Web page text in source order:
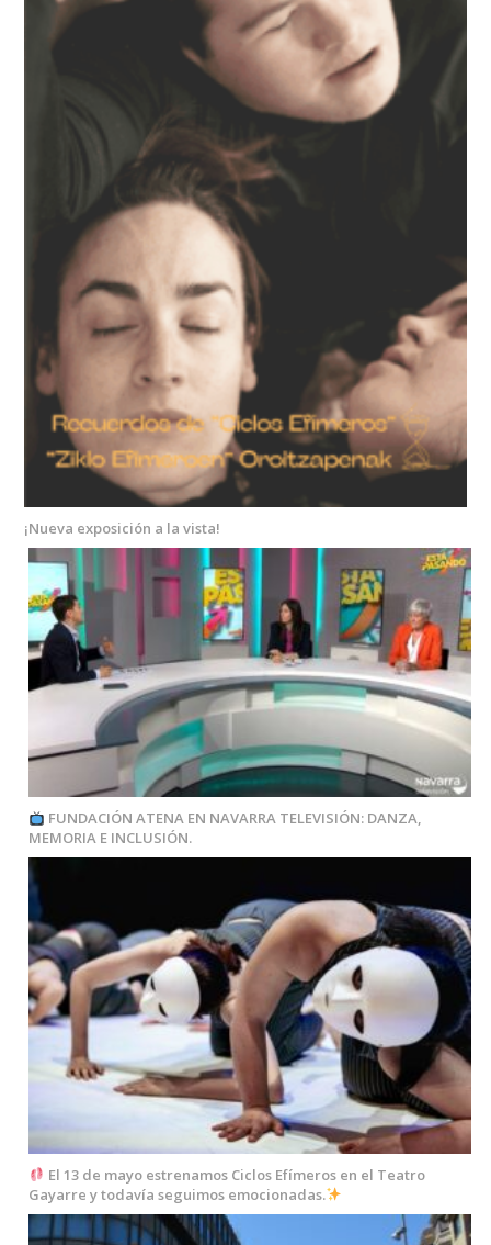
¡Nueva exposición a la vista!
FUNDACIÓN ATENA EN NAVARRA TELEVISIÓN: DANZA,
MEMORIA E INCLUSIÓN.
El 13 de mayo estrenamos Ciclos Efímeros en el Teatro
Gayarre y todavía seguimos emocionadas.